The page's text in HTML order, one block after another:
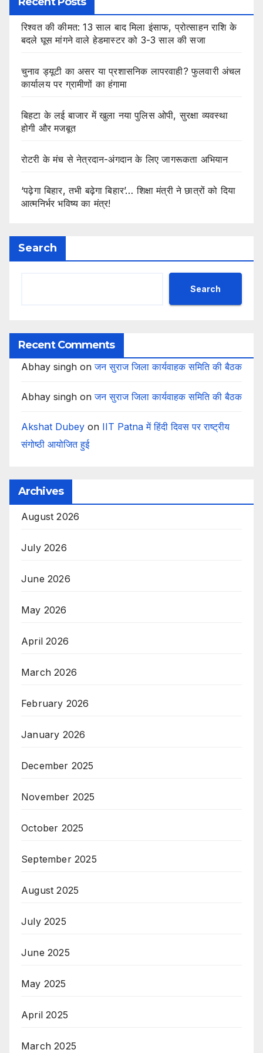
रिश्वत की कीमत: 13 साल बाद मिला इंसाफ, प्रोत्साहन राशि के
बदले घूस मांगने वाले हेडमास्टर को 3-3 साल की सजा
चुनाव ड्यूटी का असर या प्रशासनिक लापरवाही? फुलवारी अंचल
कार्यालय पर ग्रामीणों का हंगामा
बिहटा के लई बाजार में खुला नया पुलिस ओपी, सुरक्षा व्यवस्था
होगी और मजबूत
रोटरी के मंच से नेत्रदान-अंगदान के लिए जागरूकता अभियान
‘पढ़ेगा बिहार, तभी बढ़ेगा बिहार’… शिक्षा मंत्री ने छात्रों को दिया
आत्मनिर्भर भविष्य का मंत्र!
Search
Search
Recent Comments
Abhay singh onजन सुराज जिला कार्यवाहक समिति की बैठक
Abhay singh onजन सुराज जिला कार्यवाहक समिति की बैठक
Akshat Dubey on IIT Patna में हिंदी दिवस पर राष्ट्रीय
संगोष्ठी आयोजित हुई
Archives
August 2026
July 2026
June 2026
May 2026
April 2026
March 2026
February 2026
January 2026
December 2025
November 2025
October 2025
September 2025
August 2025
July 2025
June 2025
May 2025
April 2025
March 2025